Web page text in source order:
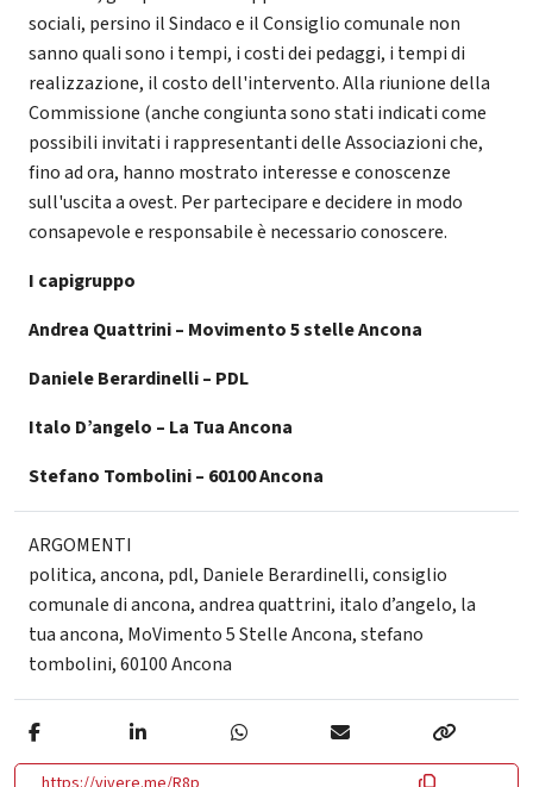
sociali, persino il Sindaco e il Consiglio comunale non
sanno quali sono i tempi, i costi dei pedaggi, i tempi di
realizzazione, il costo dell'intervento. Alla riunione della
Commissione (anche congiunta sono stati indicati come
possibili invitati i rappresentanti delle Associazioni che,
fino ad ora, hanno mostrato interesse e conoscenze
sull'uscita a ovest. Per partecipare e decidere in modo
consapevole e responsabile è necessario conoscere.
I capigruppo
Andrea Quattrini – Movimento 5 stelle Ancona
Daniele Berardinelli – PDL
Italo D’angelo – La Tua Ancona
Stefano Tombolini – 60100 Ancona
ARGOMENTI
politica,ancona, pdl, Daniele Berardinelli,consiglio
comunale di ancona,andrea quattrini, italo d’angelo, la
tua ancona, MoVimento 5 Stelle Ancona,stefano
tombolini,60100 Ancona